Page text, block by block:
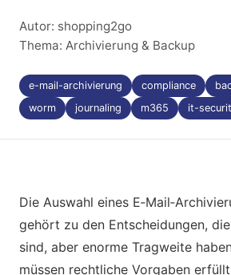
Autor: shopping2go
Thema: Archivierung & Backup
e-mail-archivierung compliance
worm
journaling m365 it-
Die Auswahl eines
gehört zu den Entscheidungen,
sind, aber enorme Tragweite
müssen rechtliche Vorgaben